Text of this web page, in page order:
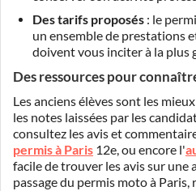
Des tarifs proposés : le
un ensemble de prestations
doivent vous inciter à la plus
Des ressources pour
Les anciens élèves sont les
les notes laissées par les
consultez les avis et
permis à Paris 12e, ou encore l'
facile de trouver les avis sur une
passage du permis moto à